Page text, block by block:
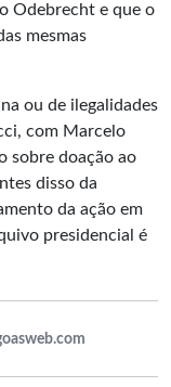
Odebrecht e que o
mesmas
ou de ilegalidades
com Marcelo
sobre doação ao
disso da
da ação em
presidencial é